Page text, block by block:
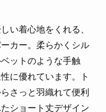
い着心地をくれる、
カー。柔らかくシル
ットのような手触
に優れています。ト
さっと羽織れて便利
ショート丈デザイン